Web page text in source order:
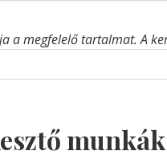
a megfelelő tartalmat. A